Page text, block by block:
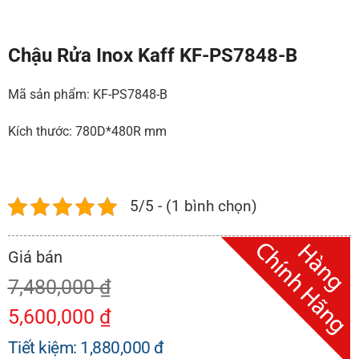
Chậu Rửa Inox Kaff KF-PS7848-B
Mã sản phẩm: KF-PS7848-B
Kích thước: 780D*480R mm
5/5 - (1 bình chọn)
7,480,000₫
5,600,000 ₫
Tiết kiệm: 1,880,000 đ